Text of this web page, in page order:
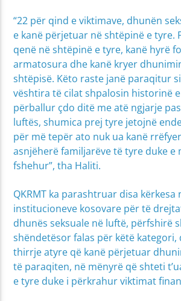
“22 për qind e viktimave, dhunën
e kanë përjetuar në shtëpinë e tyre.
qenë në shtëpinë e tyre, kanë hyrë
armatosura dhe kanë kryer
shtëpisë. Këto raste janë paraqitur
vështira të cilat shpalosin historinë
përballur çdo ditë me atë ngjarje
luftës, shumica prej tyre jetojnë
për më tepër ato nuk ua kanë
asnjëherë familjarëve të tyre duke e
fshehur”, tha Haliti.
QKRMT ka parashtruar disa kërkesa
institucioneve kosovare për të
dhunës seksuale në luftë, përfshirë
shëndetësor falas për këtë kategori,
thirrje atyre që kanë përjetuar
të paraqiten, në mënyrë që shteti
e tyre duke i përkrahur viktimat